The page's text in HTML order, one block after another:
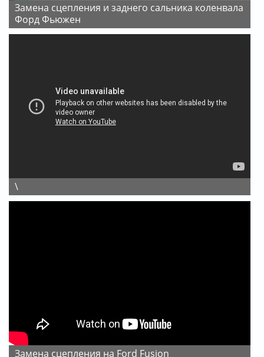
Замена сцепления и заднего сальника коленвала
Форд Фьюжен
\
Замена сцепления на Ford Fusion